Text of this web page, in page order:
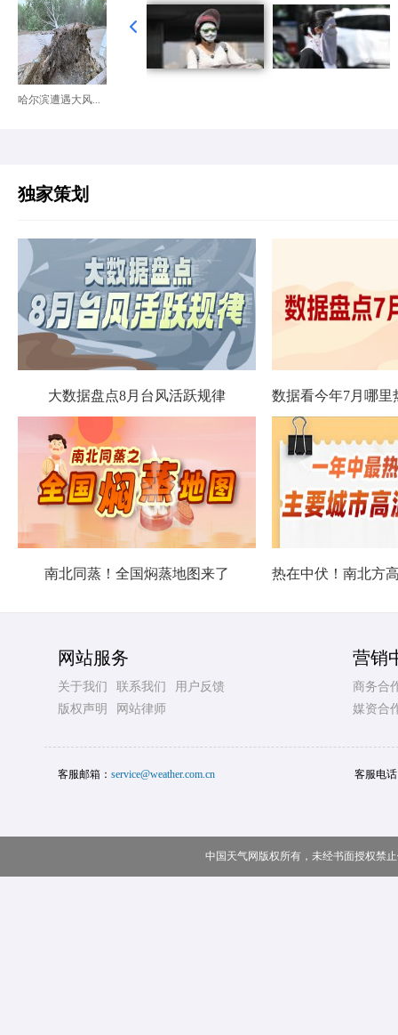
哈尔滨遭遇大风...
独家策划
大数据盘点8月台风活跃规律
南北同蒸！全国焖蒸地图来了
网站服务
关于我们 联系我们
用户反馈
版权声明
网站律师
营销
商务合
媒资合
客服邮箱： service@weather.com.cn 客服电
中国天气网版权所有，未经书面授权